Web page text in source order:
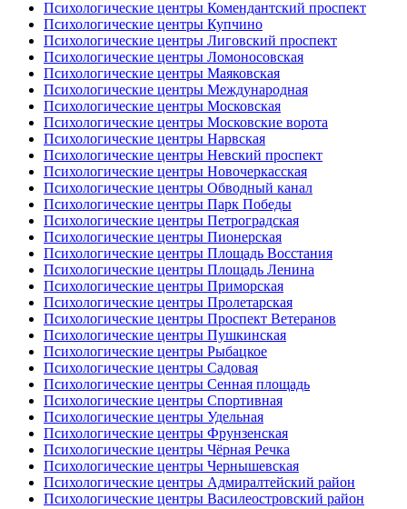
Психологические центры Комендантский проспект
Психологические центры Купчино
Психологические центры Лиговский проспект
Психологические центры Ломоносовская
Психологические центры Маяковская
Психологические центры Международная
Психологические центры Московская
Психологические центры Московские ворота
Психологические центры Нарвская
Психологические центры Невский проспект
Психологические центры Новочеркасская
Психологические центры Обводный канал
Психологические центры Парк Победы
Психологические центры Петроградская
Психологические центры Пионерская
Психологические центры Площадь Восстания
Психологические центры Площадь Ленина
Психологические центры Приморская
Психологические центры Пролетарская
Психологические центры Проспект Ветеранов
Психологические центры Пушкинская
Психологические центры Рыбацкое
Психологические центры Садовая
Психологические центры Сенная площадь
Психологические центры Спортивная
Психологические центры Удельная
Психологические центры Фрунзенская
Психологические центры Чёрная Речка
Психологические центры Чернышевская
Психологические центры Адмиралтейский район
Психологические центры Василеостровский район